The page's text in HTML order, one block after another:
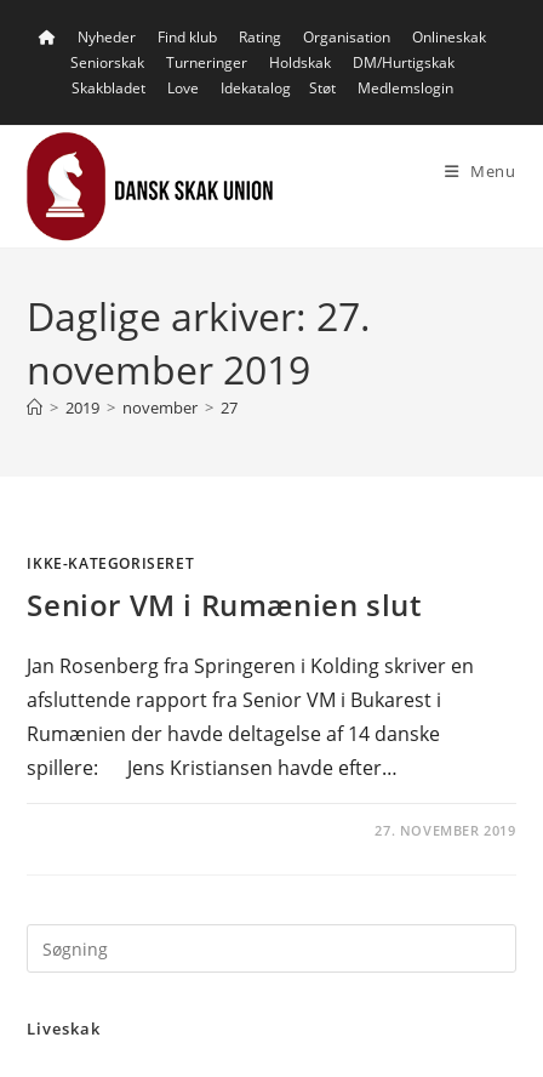
Nyheder Find klub Rating Organisation
Onlineskak
Seniorskak
Turneringer Holdskak
DM/Hurtigskak
Skakbladet
Love Idekatalog Støt Medlemslogin
Menu
Daglige arkiver: 27.
november 2019
> 2019 > november > 27
IKKE-KATEGORISERET
Senior VM i Rumænien slut
Jan Rosenberg fra Springeren i Kolding skriver en
afsluttende rapport fra Senior VM i Bukarest i
Rumænien der havde deltagelse af 14 danske
spillere: Jens Kristiansen havde efter…
27. NOVEMBER 2019
Liveskak